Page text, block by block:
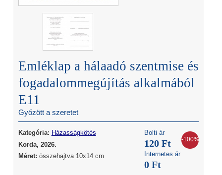
Emléklap a hálaadó szentmise és
fogadalommegújítás alkalmából
E11
Győzött a szeretet
Bolti ár
120 Ft -100%
Internetes ár
0 Ft
Kategória: Házasságkötés
Korda, 2026.
Méret: összehajtva 10x14 cm